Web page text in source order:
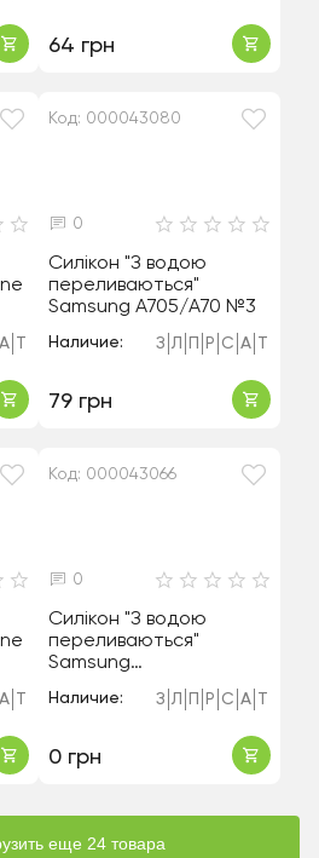
64 грн
А
Код: 000043080
0
Силікон "З водою
переливаються"
Samsung A705/A70 №3
Наличие: З Л Р С А
79 грн
А
Код: 000043066
0
Силікон "З водою
переливаються"
Samsung
A105/A10/M10/M105 №1
Наличие: З Л Р С А
0 грн
еще 24 товара